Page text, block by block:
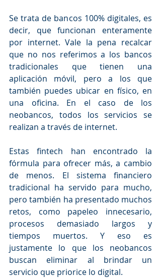
Se trata de bancos 100% digitales, es
decir, que funcionan enteramente
por internet. Vale la pena recalcar
que no nos referimos a los bancos
tradicionales que tienen una
aplicación móvil, pero a los que
también puedes ubicar en físico, en
una oficina. En el caso de los
neobancos, todos los servicios se
realizan a través de internet.
Estas fintech han encontrado la
fórmula para ofrecer más, a cambio
de menos. El sistema financiero
tradicional ha servido para mucho,
pero también ha presentado muchos
retos, como papeleo innecesario,
procesos demasiado largos y
tiempos muertos. Y eso es
justamente lo que los neobancos
buscan eliminar al brindar un
servicio que priorice lo digital.